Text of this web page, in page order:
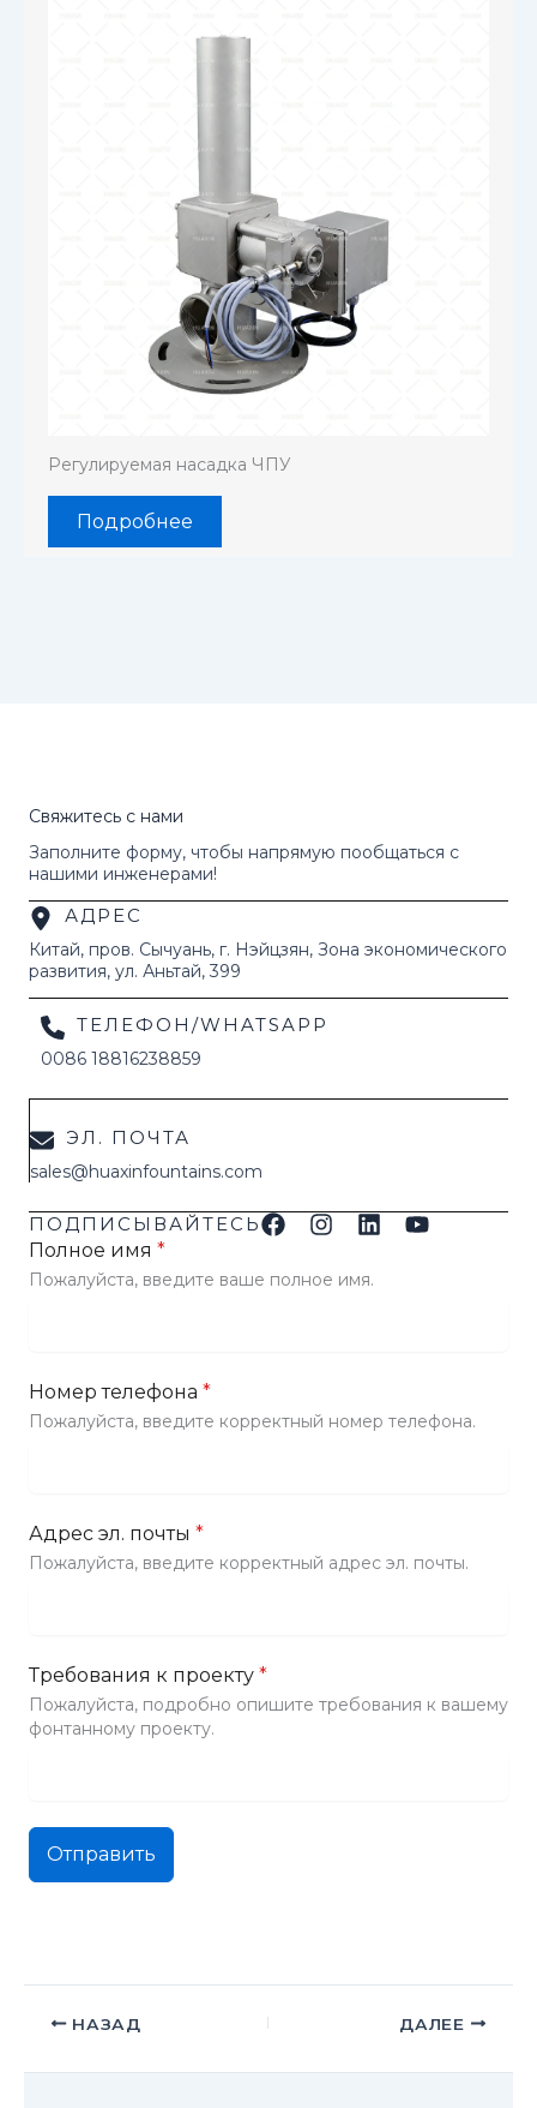
Регулируемая насадка ЧПУ
Подробнее
Свяжитесь с нами
Заполните форму, чтобы напрямую пообщаться с
нашими инженерами!
АДРЕС
Китай, пров. Сычуань, г. Нэйцзян, Зона экономического
развития, ул. Аньтай, 399
ТЕЛЕФОН/WHATSAPP
0086 18816238859
ЭЛ. ПОЧТА
sales@huaxinfountains.com
ПОДПИСЫВАЙТЕСЬ
Полное имя *
Пожалуйста, введите ваше полное имя.
Номер телефона *
Пожалуйста, введите корректный номер телефона.
Адрес эл. почты *
Пожалуйста, введите корректный адрес эл. почты.
Требования к проекту *
Пожалуйста, подробно опишите требования к вашему
фонтанному проекту.
Отправить
НАЗАД ДАЛЕЕ